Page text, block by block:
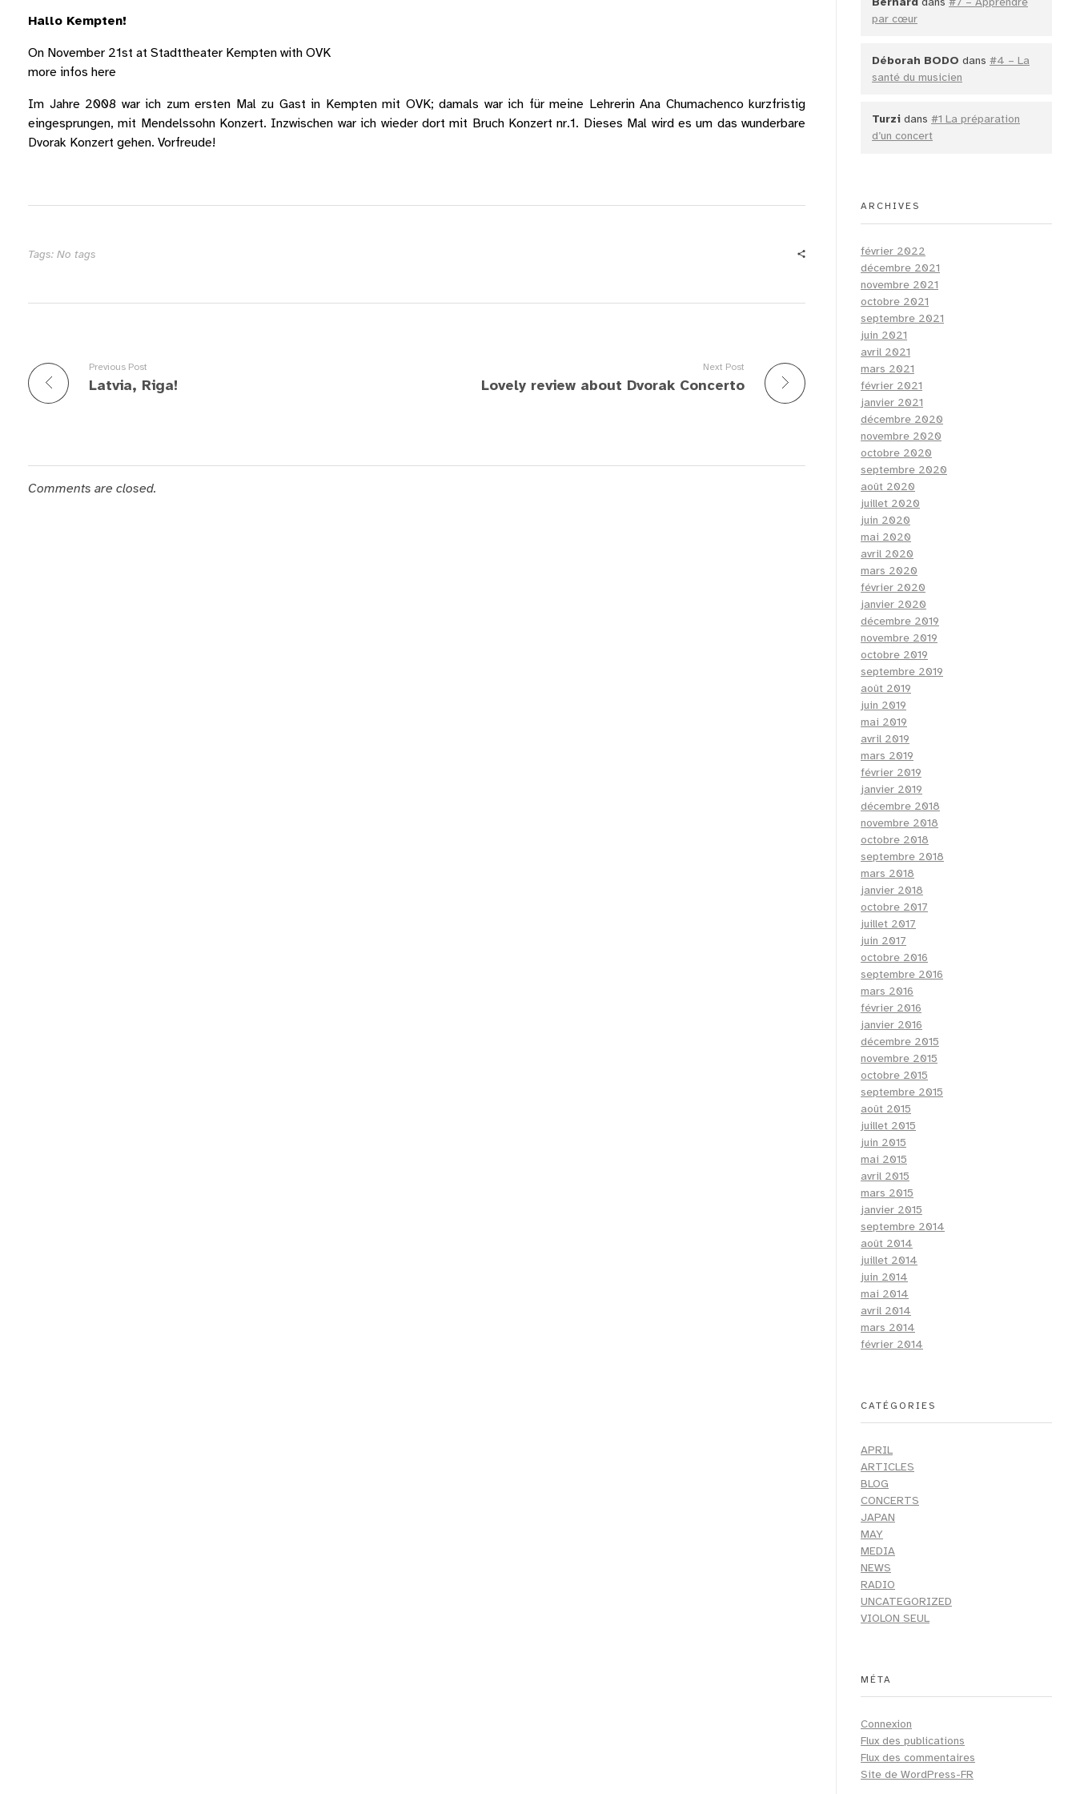
Hallo Kempten!
On November 21st at Stadttheater Kempten with OVK
more infos here
Im Jahre 2008 war ich zum ersten Mal zu Gast in Kempten mit OVK; damals war ich für meine Lehrerin Ana Chumachenco kurzfristig
eingesprungen, mit Mendelssohn Konzert. Inzwischen war ich wieder dort mit Bruch Konzert nr.1. Dieses Mal wird es um das wunderbare
Dvorak Konzert gehen. Vorfreude!
Tags: No tags
Previous Post
Latvia, Riga!
Next Post
Lovely review about Dvorak Concerto
Comments are closed.
par cœur
Déborah BODO dans #4 – La
santé du musicien
Turzi dans #1 La préparation
d’un concert
ARCHIVES
février 2022
décembre 2021
novembre 2021
octobre 2021
septembre 2021
juin 2021
avril 2021
mars 2021
février 2021
janvier 2021
décembre 2020
novembre 2020
octobre 2020
septembre 2020
août 2020
juillet 2020
juin 2020
mai 2020
avril 2020
mars 2020
février 2020
janvier 2020
décembre 2019
novembre 2019
octobre 2019
septembre 2019
août 2019
juin 2019
mai 2019
avril 2019
mars 2019
février 2019
janvier 2019
décembre 2018
novembre 2018
octobre 2018
septembre 2018
mars 2018
janvier 2018
octobre 2017
juillet 2017
juin 2017
octobre 2016
septembre 2016
mars 2016
février 2016
janvier 2016
décembre 2015
novembre 2015
octobre 2015
septembre 2015
août 2015
juillet 2015
juin 2015
mai 2015
avril 2015
mars 2015
janvier 2015
septembre 2014
août 2014
juillet 2014
juin 2014
mai 2014
avril 2014
mars 2014
février 2014
CATÉGORIES
APRIL
ARTICLES
BLOG
CONCERTS
JAPAN
MAY
MEDIA
NEWS
RADIO
UNCATEGORIZED
VIOLON SEUL
MÉTA
Connexion
Flux des publications
Flux des commentaires
Site de WordPress-FR